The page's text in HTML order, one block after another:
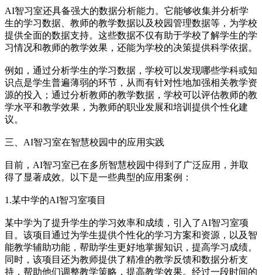
AI智习室还具备强大的数据分析能力。它能够收集并分析学
生的学习数据、教师的教学数据以及校园管理数据等，为学校
提供全面的数据支持。这些数据不仅有助于学校了解学生的学
习情况和教师的教学效果，还能为学校的决策提供科学依据。
例如，通过分析学生的学习数据，学校可以发现哪些学科或知
识点是学生普遍薄弱的环节，从而有针对性地加强相关教学资
源的投入；通过分析教师的教学数据，学校可以评估教师的教
学水平和教学效果，为教师的职业发展和培训提供个性化建
议。
三、AI智习室在智慧校园中的应用实践
目前，AI智习室已在多所智慧校园中得到了广泛应用，并取
得了显著成效。以下是一些典型的应用案例：
1.某中学的AI智习室项目
某中学为了提升学生的学习效率和成绩，引入了AI智习室项
目。该项目通过为学生提供个性化的学习方案和资源，以及智
能教学辅助功能，帮助学生更好地掌握知识，提高学习成绩。
同时，该项目还为教师提供了精准的教学反馈和数据分析支
持，帮助他们调整教学策略，提高教学效果。经过一段时间的